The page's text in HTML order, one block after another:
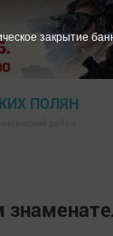
ПОЛЯН
закрытие